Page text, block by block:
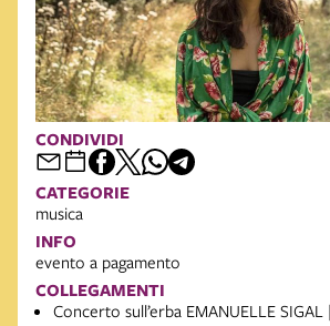
CONDIVIDI
CATEGORIE
musica
INFO
evento a pagamento
COLLEGAMENTI
Concerto sull’erba EMANUELLE